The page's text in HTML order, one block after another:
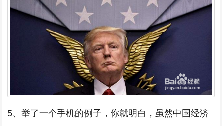
5、举了一个手机的例子，你就明白，虽然中国经济